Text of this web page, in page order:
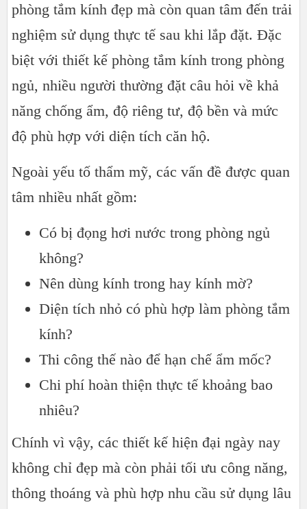
phòng tắm kính đẹp mà còn quan tâm đến trải
nghiệm sử dụng thực tế sau khi lắp đặt. Đặc
biệt với thiết kế phòng tắm kính trong phòng
ngủ, nhiều người thường đặt câu hỏi về khả
năng chống ẩm, độ riêng tư, độ bền và mức
độ phù hợp với diện tích căn hộ.
Ngoài yếu tố thẩm mỹ, các vấn đề được quan
tâm nhiều nhất gồm:
Có bị đọng hơi nước trong phòng ngủ
không?
Nên dùng kính trong hay kính mờ?
Diện tích nhỏ có phù hợp làm phòng tắm
kính?
Thi công thế nào để hạn chế ẩm mốc?
Chi phí hoàn thiện thực tế khoảng bao
nhiêu?
Chính vì vậy, các thiết kế hiện đại ngày nay
không chỉ đẹp mà còn phải tối ưu công năng,
thông thoáng và phù hợp nhu cầu sử dụng lâu